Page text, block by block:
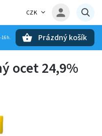
CZK
Prázdný košík
ocet 24,9%